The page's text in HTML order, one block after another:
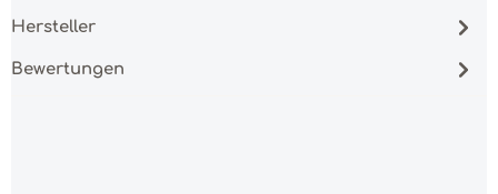
Hersteller
Bewertungen